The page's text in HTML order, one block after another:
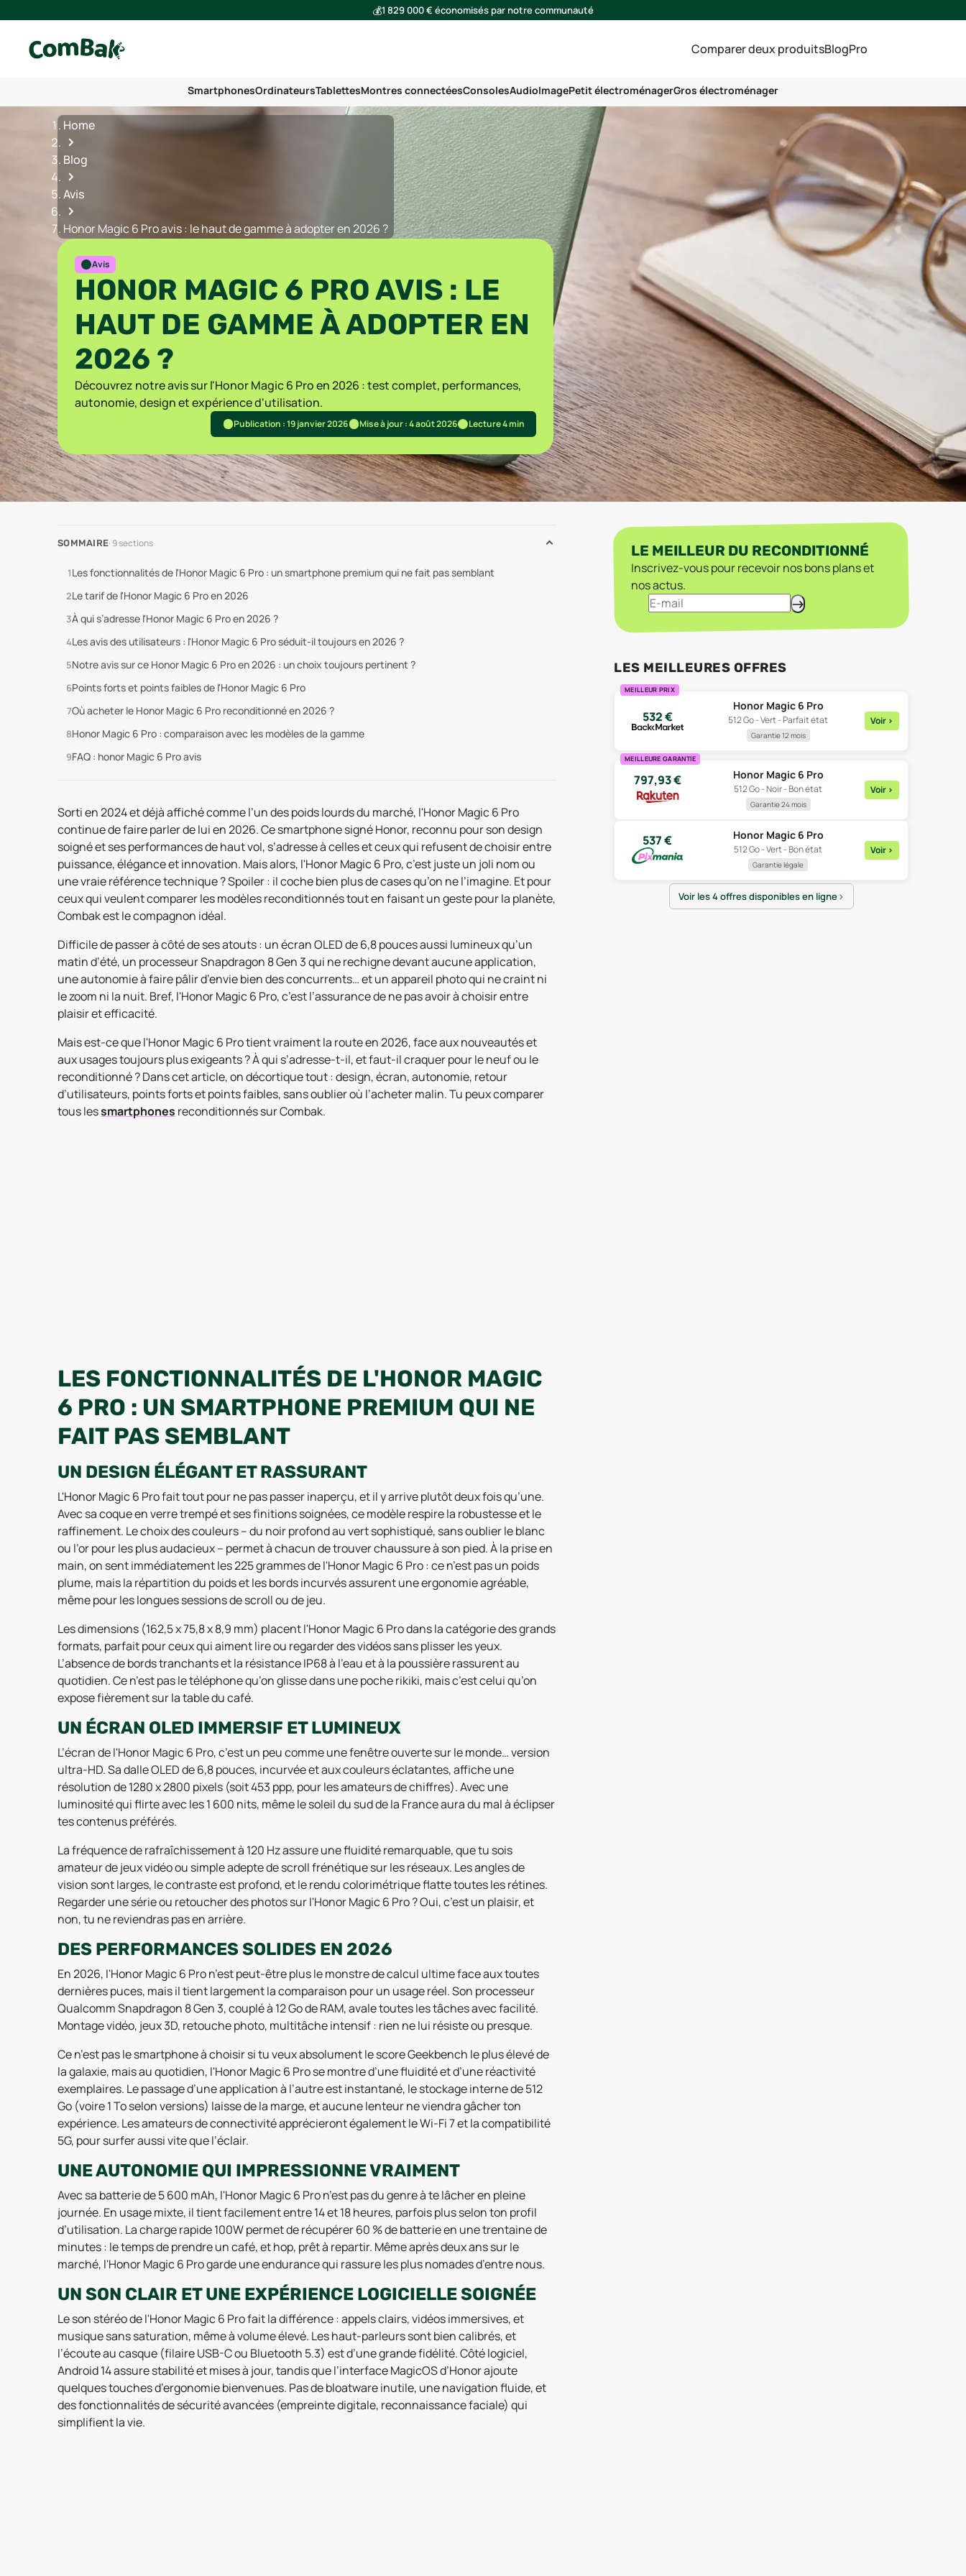
💰1 829 000 € économisés par notre communauté
Comparer deux produitsBlogPro
SmartphonesOrdinateursTablettesMontres connectéesConsolesAudioImagePetit électroménagerGros électroménager
Home
Blog
Avis
Honor Magic 6 Pro avis : le haut de gamme à adopter en 2026 ?
Avis
HONOR MAGIC 6 PRO AVIS : LE
HAUT DE GAMME À ADOPTER EN
2026 ?
Découvrez notre avis sur l'Honor Magic 6 Pro en 2026 : test complet, performances,
autonomie, design et expérience d'utilisation.
Publication : 19 janvier 2026 Mise à jour : 4 août 2026 Lecture 4 min
SOMMAIRE· 9sections
Les fonctionnalités de l'Honor Magic 6 Pro : un smartphone premium qui ne fait pas semblant
Le tarif de l'Honor Magic 6 Pro en 2026
À qui s’adresse l'Honor Magic 6 Pro en 2026 ?
Les avis des utilisateurs : l'Honor Magic 6 Pro séduit-il toujours en 2026 ?
Notre avis sur ce Honor Magic 6 Pro en 2026 : un choix toujours pertinent ?
Points forts et points faibles de l'Honor Magic 6 Pro
Où acheter le Honor Magic 6 Pro reconditionné en 2026 ?
Honor Magic 6 Pro : comparaison avec les modèles de la gamme
FAQ : honor Magic 6 Pro avis
Sorti en 2024 et déjà affiché comme l’un des poids lourds du marché, l'Honor Magic 6 Pro
continue de faire parler de lui en 2026. Ce smartphone signé Honor, reconnu pour son design
soigné et ses performances de haut vol, s’adresse à celles et ceux qui refusent de choisir entre
puissance, élégance et innovation. Mais alors, l'Honor Magic 6 Pro, c’est juste un joli nom ou
une vraie référence technique ? Spoiler : il coche bien plus de cases qu’on ne l’imagine. Et pour
ceux qui veulent comparer les modèles reconditionnés tout en faisant un geste pour la planète,
Combak est le compagnon idéal.
Difficile de passer à côté de ses atouts : un écran OLED de 6,8 pouces aussi lumineux qu’un
matin d’été, un processeur Snapdragon 8 Gen 3 qui ne rechigne devant aucune application,
une autonomie à faire pâlir d’envie bien des concurrents… et un appareil photo qui ne craint ni
le zoom ni la nuit. Bref, l'Honor Magic 6 Pro, c’est l’assurance de ne pas avoir à choisir entre
plaisir et efficacité.
Mais est-ce que l'Honor Magic 6 Pro tient vraiment la route en 2026, face aux nouveautés et
aux usages toujours plus exigeants ? À qui s’adresse-t-il, et faut-il craquer pour le neuf ou le
reconditionné ? Dans cet article, on décortique tout : design, écran, autonomie, retour
d’utilisateurs, points forts et points faibles, sans oublier où l’acheter malin. Tu peux comparer
tous lessmartphones reconditionnés sur Combak.
LES FONCTIONNALITÉS DE L'HONOR MAGIC
6 PRO : UN SMARTPHONE PREMIUM QUI NE
FAIT PAS SEMBLANT
UN DESIGN ÉLÉGANT ET RASSURANT
L'Honor Magic 6 Pro fait tout pour ne pas passer inaperçu, et il y arrive plutôt deux fois qu’une.
Avec sa coque en verre trempé et ses finitions soignées, ce modèle respire la robustesse et le
raffinement. Le choix des couleurs – du noir profond au vert sophistiqué, sans oublier le blanc
ou l’or pour les plus audacieux – permet à chacun de trouver chaussure à son pied. À la prise en
main, on sent immédiatement les 225 grammes de l'Honor Magic 6 Pro : ce n’est pas un poids
plume, mais la répartition du poids et les bords incurvés assurent une ergonomie agréable,
même pour les longues sessions de scroll ou de jeu.
Les dimensions (162,5 x 75,8 x 8,9 mm) placent l'Honor Magic 6 Pro dans la catégorie des grands
formats, parfait pour ceux qui aiment lire ou regarder des vidéos sans plisser les yeux.
L’absence de bords tranchants et la résistance IP68 à l’eau et à la poussière rassurent au
quotidien. Ce n’est pas le téléphone qu’on glisse dans une poche rikiki, mais c’est celui qu’on
expose fièrement sur la table du café.
UN ÉCRAN OLED IMMERSIF ET LUMINEUX
L’écran de l'Honor Magic 6 Pro, c’est un peu comme une fenêtre ouverte sur le monde… version
ultra-HD. Sa dalle OLED de 6,8 pouces, incurvée et aux couleurs éclatantes, affiche une
résolution de 1280 x 2800 pixels (soit 453 ppp, pour les amateurs de chiffres). Avec une
luminosité qui flirte avec les 1 600 nits, même le soleil du sud de la France aura du mal à éclipser
tes contenus préférés.
La fréquence de rafraîchissement à 120 Hz assure une fluidité remarquable, que tu sois
amateur de jeux vidéo ou simple adepte de scroll frénétique sur les réseaux. Les angles de
vision sont larges, le contraste est profond, et le rendu colorimétrique flatte toutes les rétines.
Regarder une série ou retoucher des photos sur l'Honor Magic 6 Pro ? Oui, c’est un plaisir, et
non, tu ne reviendras pas en arrière.
DES PERFORMANCES SOLIDES EN 2026
En 2026, l'Honor Magic 6 Pro n’est peut-être plus le monstre de calcul ultime face aux toutes
dernières puces, mais il tient largement la comparaison pour un usage réel. Son processeur
Qualcomm Snapdragon 8 Gen 3, couplé à 12 Go de RAM, avale toutes les tâches avec facilité.
Montage vidéo, jeux 3D, retouche photo, multitâche intensif : rien ne lui résiste ou presque.
Ce n’est pas le smartphone à choisir si tu veux absolument le score Geekbench le plus élevé de
la galaxie, mais au quotidien, l'Honor Magic 6 Pro se montre d’une fluidité et d’une réactivité
exemplaires. Le passage d’une application à l’autre est instantané, le stockage interne de 512
Go (voire 1 To selon versions) laisse de la marge, et aucune lenteur ne viendra gâcher ton
expérience. Les amateurs de connectivité apprécieront également le Wi-Fi 7 et la compatibilité
5G, pour surfer aussi vite que l’éclair.
UNE AUTONOMIE QUI IMPRESSIONNE VRAIMENT
Avec sa batterie de 5 600 mAh, l'Honor Magic 6 Pro n’est pas du genre à te lâcher en pleine
journée. En usage mixte, il tient facilement entre 14 et 18 heures, parfois plus selon ton profil
d’utilisation. La charge rapide 100W permet de récupérer 60 % de batterie en une trentaine de
minutes : le temps de prendre un café, et hop, prêt à repartir. Même après deux ans sur le
marché, l'Honor Magic 6 Pro garde une endurance qui rassure les plus nomades d’entre nous.
UN SON CLAIR ET UNE EXPÉRIENCE LOGICIELLE SOIGNÉE
Le son stéréo de l'Honor Magic 6 Pro fait la différence : appels clairs, vidéos immersives, et
musique sans saturation, même à volume élevé. Les haut-parleurs sont bien calibrés, et
l’écoute au casque (filaire USB-C ou Bluetooth 5.3) est d’une grande fidélité. Côté logiciel,
Android 14 assure stabilité et mises à jour, tandis que l’interface MagicOS d’Honor ajoute
quelques touches d’ergonomie bienvenues. Pas de bloatware inutile, une navigation fluide, et
des fonctionnalités de sécurité avancées (empreinte digitale, reconnaissance faciale) qui
simplifient la vie.
LE MEILLEUR DU RECONDITIONNÉ
Inscrivez-vous pour recevoir nos bons plans et
nos actus.
LES MEILLEURES OFFRES
MEILLEUR PRIX
532€
Honor Magic 6 Pro
512 Go - Vert - Parfait état
Garantie 12 mois
Voir >
MEILLEURE GARANTIE
797,93€ Honor Magic 6 Pro
512 Go - Noir - Bon état
Garantie 24 mois
Voir >
537€ Honor Magic 6 Pro
512 Go - Vert - Bon état
Garantie légale
Voir >
Voir les 4 offres disponibles en ligne